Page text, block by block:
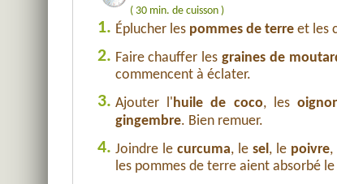
( 30 min. de cuisson )
1. Éplucher les pommes de terreet les
2. Faire chauffer lesgraines de
commencent à éclater.
3. Ajouter l'huile de coco, les
gingembre. Bien remuer.
4. Joindre le curcuma, le sel, le poivre,
les pommes de terre aient absorbé